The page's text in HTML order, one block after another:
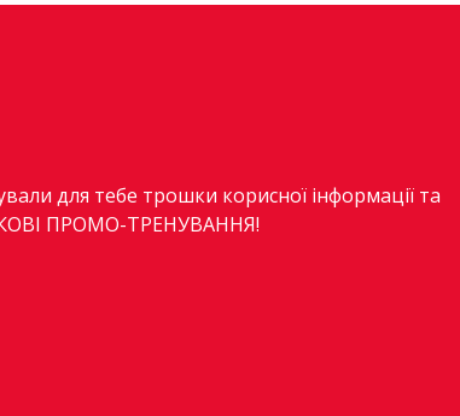
для тебе трошки корисної інформації та
ПРОМО-ТРЕНУВАННЯ!